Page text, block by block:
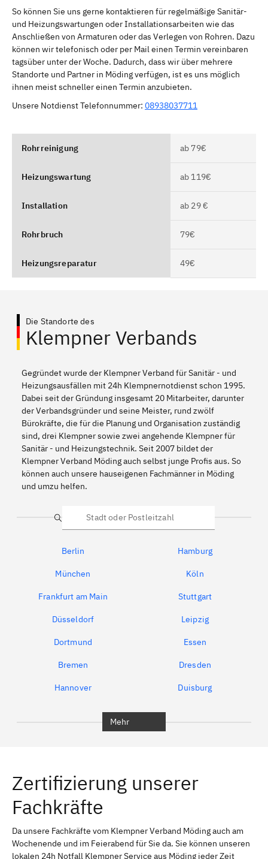
So können Sie uns gerne kontaktieren für regelmäßige Sanitär-
und Heizungswartungen oder Installationsarbeiten wie das
Anschließen von Armaturen oder das Verlegen von Rohren. Dazu
können wir telefonisch oder per Mail einen Termin vereinbaren
tagsüber unter der Woche. Dadurch, dass wir über mehrere
Standorte und Partner in Möding verfügen, ist es uns möglich
ihnen meist schneller einen Termin anzubieten.
Unsere Notdienst Telefonnummer: 08938037711
Rohrreinigung ab 79€
Heizungswartung ab 119€
Installation ab 29 €
Rohrbruch 79€
Heizungsreparatur 49€
Die Standorte des
Klempner Verbands
Gegründet wurde der Klempner Verband für Sanitär - und
Heizungsausfällen mit 24h Klempnernotdienst schon 1995.
Dabei seit der Gründung insgesamt 20 Mitarbeiter, darunter
der Verbandsgründer und seine Meister, rund zwölf
Bürokräfte, die für die Planung und Organisation zuständig
sind, drei Klempner sowie zwei angehende Klempner für
Sanitär - und Heizungstechnik. Seit 2007 bildet der
Klempner Verband Möding auch selbst junge Profis aus. So
können auch unsere hauseigenen Fachmänner in Möding
und umzu helfen.
Suche
Berlin Hamburg
München Köln
Frankfurt am Main Stuttgart
Düsseldorf Leipzig
Dortmund Essen
Bremen Dresden
Hannover Duisburg
Erlangen Bamberg
Bayreuth
Schweinfurt Passau
Mehr
Zertifizierung unserer
Fachkräfte
Da unsere Fachkräfte vom Klempner Verband Möding auch am
Wochenende und im Feierabend für Sie da. Sie können unseren
lokalen 24h Notfall Klempner Service aus Möding jeder Zeit